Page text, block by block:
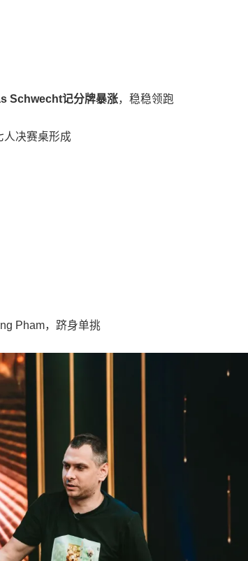
Schwecht记分牌暴涨，稳稳领跑
人决赛桌形成
Pham，跻身单挑